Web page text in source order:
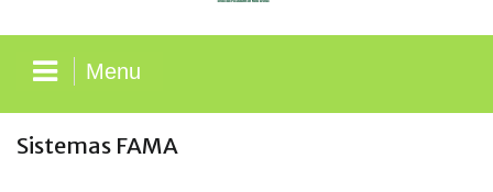
Menu
Sistemas FAMA